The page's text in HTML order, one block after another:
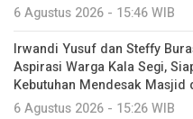
6 Agustus 2026 - 15:46 WIB
Irwandi Yusuf dan Steffy
Aspirasi Warga Kala Segi,
Kebutuhan Mendesak Masjid
6 Agustus 2026 - 15:26 WIB